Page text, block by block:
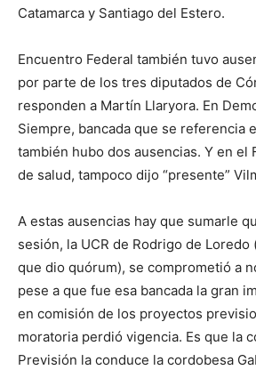
Catamarca y Santiago del Estero.
Encuentro Federal también tuvo
por parte de los tres diputados de
responden a Martín Llaryora. En
Siempre, bancada que se referencia
también hubo dos ausencias. Y en el
de salud, tampoco dijo “presente”
A estas ausencias hay que sumarle
sesión, la UCR de Rodrigo de Loredo
que dio quórum), se comprometió a
pese a que fue esa bancada la gran
en comisión de los proyectos
moratoria perdió vigencia. Es que la
Previsión la conduce la cordobesa